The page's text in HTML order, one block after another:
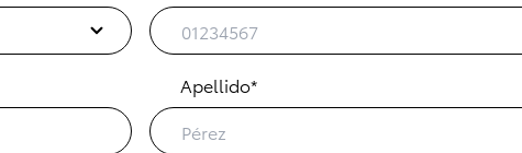
Apellido*